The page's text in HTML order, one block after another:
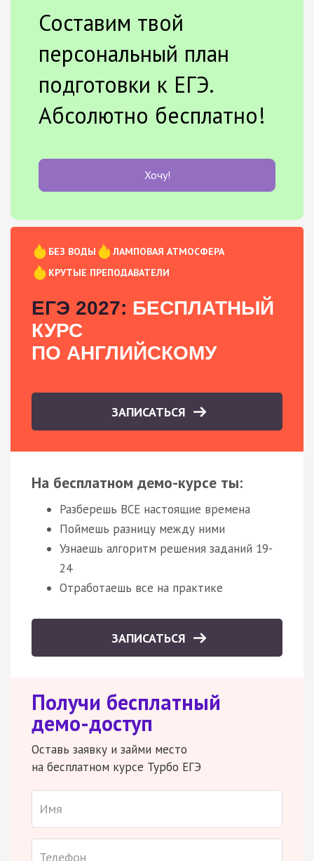
Составим твой
персональный план
подготовки к ЕГЭ.
Абсолютно бесплатно!
Хочу!
БЕЗ ВОДЫ
ЛАМПОВАЯ АТМОСФЕРА
КРУТЫЕ ПРЕПОДАВАТЕЛИ
ЕГЭ 2027: БЕСПЛАТНЫЙ
КУРС
ПО АНГЛИЙСКОМУ
ЗАПИСАТЬСЯ
На бесплатном демо-курсе ты:
Разберешь ВСЕ настоящие времена
Поймешь разницу между ними
Узнаешь алгоритм решения заданий 19-
24
Отработаешь все на практике
ЗАПИСАТЬСЯ
Получи бесплатный
демо-доступ
Оставь заявку и займи место
на бесплатном курсе Турбо ЕГЭ